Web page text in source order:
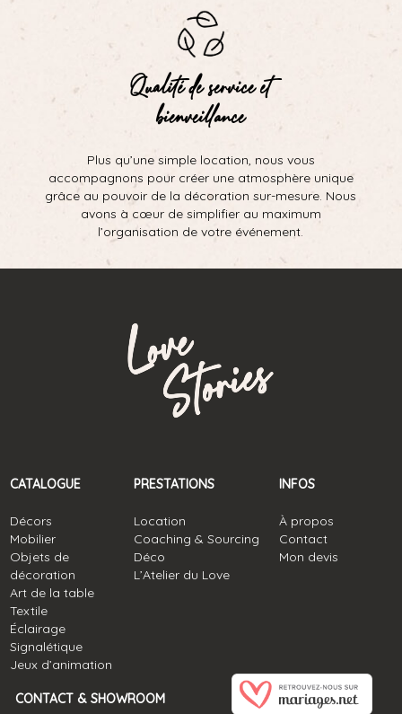
Qualité de service et
bienveillance
Plus qu’une simple location, nous vous
accompagnons pour créer une atmosphère unique
grâce au pouvoir de la décoration sur-mesure. Nous
avons à cœur de simplifier au maximum
l’organisation de votre événement.
CATALOGUE
Décors
Mobilier
Objets de
décoration
Art de la table
Textile
Éclairage
Signalétique
Jeux d’animation
PRESTATIONS
Location
Coaching & Sourcing
Déco
L’Atelier du Love
INFOS
À propos
Contact
Mon devis
CONTACT & SHOWROOM